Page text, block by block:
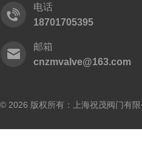
电话
18701705395
邮箱
cnzmvalve@163.com
© 2026 版权所有：上海祝茂阀门有